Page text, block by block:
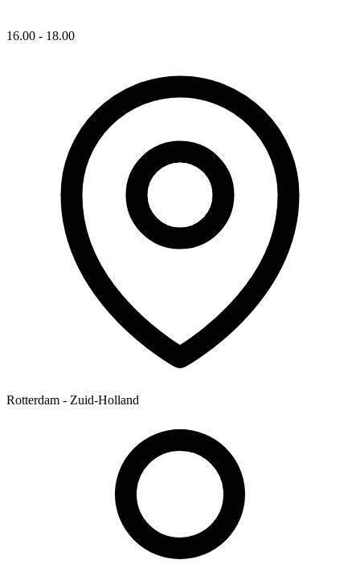
16.00 - 18.00
Rotterdam - Zuid-Holland